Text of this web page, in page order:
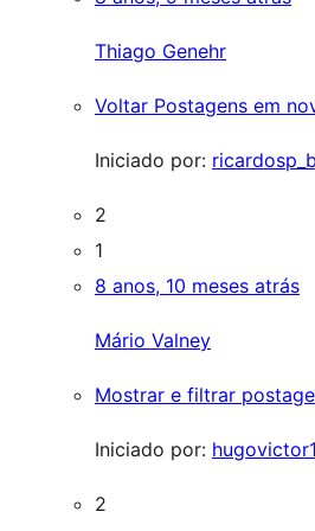
Thiago Genehr
Voltar Postagens em
Iniciado por:
2
1
8 anos, 10 meses atrás
Mário Valney
Mostrar e filtrar
Iniciado por: hugovictor1
2